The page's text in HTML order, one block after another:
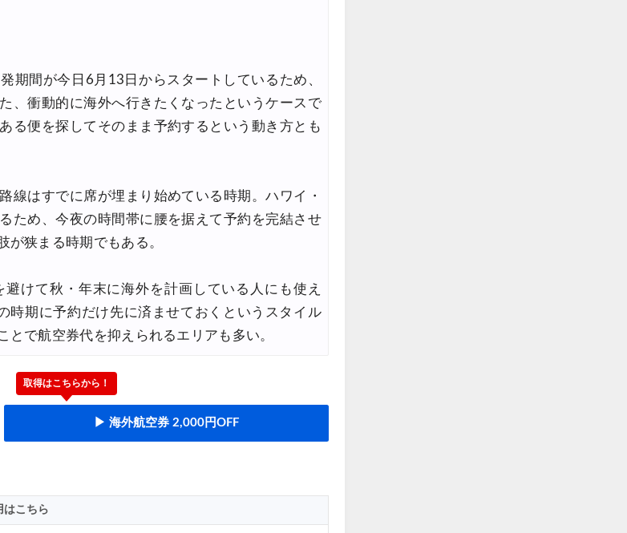
期間が今日6月13日からスタートしているため、
、衝動的に海外へ行きたくなったというケースで
る便を探してそのまま予約するという動き方とも
線はすでに席が埋まり始めている時期。ハワイ・
ため、今夜の時間帯に腰を据えて予約を完結させ
が狭まる時期でもある。
けて秋・年末に海外を計画している人にも使え
時期に予約だけ先に済ませておくというスタイル
で航空券代を抑えられるエリアも多い。
取得はこちらから！
▶ 海外航空券 2,000円OFF
はこちら